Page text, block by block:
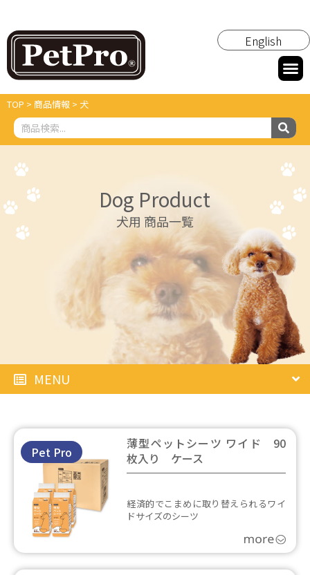
English
TOP > 商品情報 > 犬
Dog Product
犬用 商品一覧
MENU
Pet Pro
薄型ペットシーツ ワイド 90
枚入り ケース
経済的でこまめに取り替えられるワイ
ドサイズのシーツ